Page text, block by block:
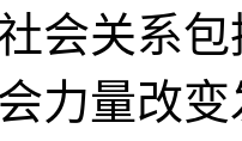
会关系
力量改